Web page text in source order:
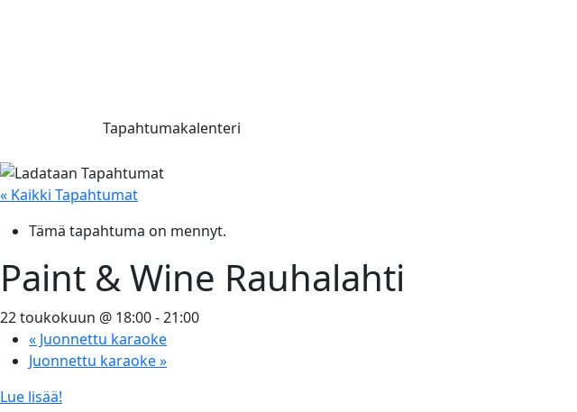
Tapahtumakalenteri
« Kaikki Tapahtumat
Tämä tapahtuma on mennyt.
Paint & Wine Rauhalahti
22 toukokuun @ 18:00-21:00
« Juonnettu karaoke
Juonnettu karaoke»
Lue lisää!